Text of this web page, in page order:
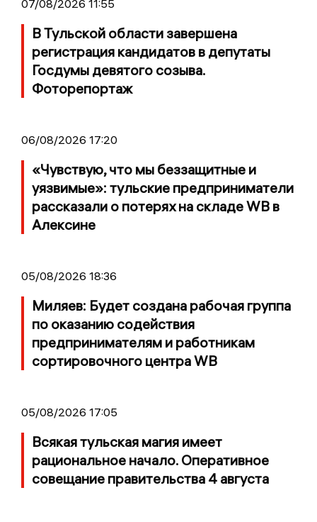
07/08/2026 11:55
В Тульской области завершена
регистрация кандидатов в депутаты
Госдумы девятого созыва.
Фоторепортаж
06/08/2026 17:20
«Чувствую, что мы беззащитные и
уязвимые»: тульские предприниматели
рассказали о потерях на складе WB в
Алексине
05/08/2026 18:36
Миляев: Будет создана рабочая группа
по оказанию содействия
предпринимателям и работникам
сортировочного центра WB
05/08/2026 17:05
Всякая тульская магия имеет
рациональное начало. Оперативное
совещание правительства 4 августа